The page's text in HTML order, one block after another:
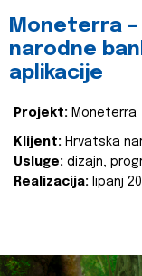
Moneterra
narodne
aplikacije
Projekt: Moneterra
Klijent: Hrvatska
Usluge: dizajn,
Realizacija: lipanj